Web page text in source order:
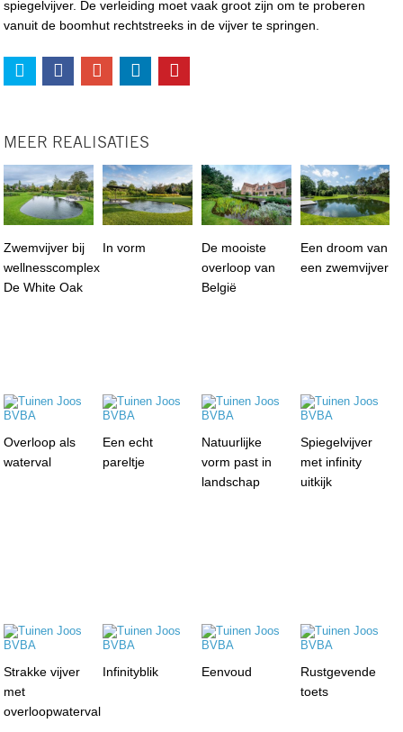
spiegelvijver. De verleiding moet vaak groot zijn om te proberen
vanuit de boomhut rechtstreeks in de vijver te springen.
MEER REALISATIES
Zwemvijver bij
wellnesscomplex
De White Oak
In vorm
De mooiste
overloop van
België
Een droom van
een zwemvijver
Overloop als
waterval
Een echt
pareltje
Natuurlijke
vorm past in
landschap
Spiegelvijver
met infinity
uitkijk
Strakke vijver
met
overloopwaterval
Infinityblik Eenvoud
Rustgevende
toets